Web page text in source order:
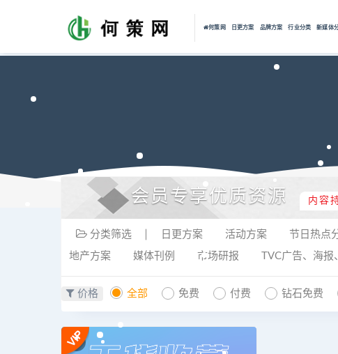
何策网 日更方案 品牌方案 行业分类 新媒体
会员专享优质资源 内容
分类筛选 日更方案 活动方案 节日热点
地产方案 媒体刊例 市场研报 TVC广告、海报
价格 全部 免费 付费 钻石免费